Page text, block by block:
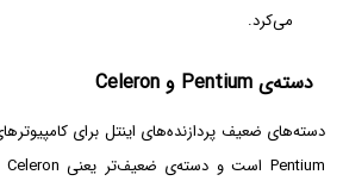
می‌کرد.
دسته‌ی Pentium و Celeron
دسته‌های ضعیف پردازنده‌های اینتل برای